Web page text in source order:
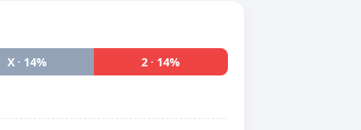
X · 14% 2 · 14%